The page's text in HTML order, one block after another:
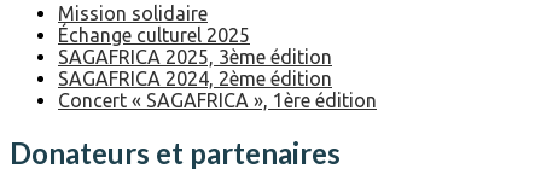
Mission solidaire
Échange culturel 2025
SAGAFRICA 2025, 3ème édition
SAGAFRICA 2024, 2ème édition
Concert « SAGAFRICA », 1ère édition
Donateurs et partenaires